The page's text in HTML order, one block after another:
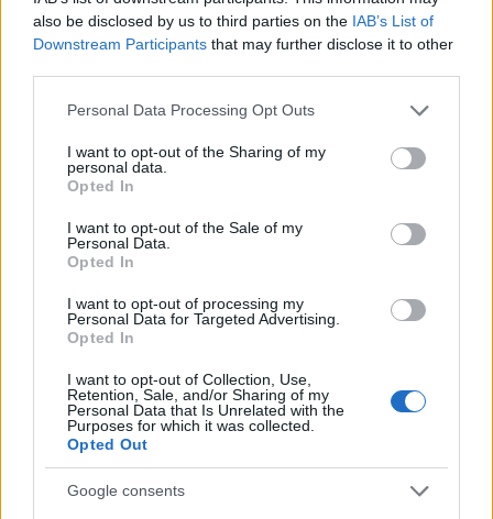
also be disclosed by us to third parties on the IAB’s List of
Downstream Participants that may further disclose it to other
Please note that this website/app uses one or more Google
not limited to your visit or usage behaviour. You may click to
grant or deny consent to Google and its third-party tags to
use your data for below specified purposes in below Google
consent section.
Personal Data Processing Opt Outs
I want to opt-out of the Sharing of my
personal data.
Opted In
I want to opt-out of the Sale of my
Personal Data.
Opted In
I want to opt-out of processing my
Personal Data for Targeted Advertising.
Opted In
I want to opt-out of Collection, Use,
Retention, Sale, and/or Sharing of my
Personal Data that Is Unrelated with the
Purposes for which it was collected.
Opted Out
Google consents
Pozostały wątpliwości? Brakuje czegoś w haśle?
Zobacz, co zyskują abonenci Dobrego słownika.
SPRAWDŹ
Często sprawdzane
Odmiana: brzytw czy
brzytew
Pisownia:Ojcze naszczyOjcze Nasz?
Wieloznaczne słowodziesiątek
Ciekawostki